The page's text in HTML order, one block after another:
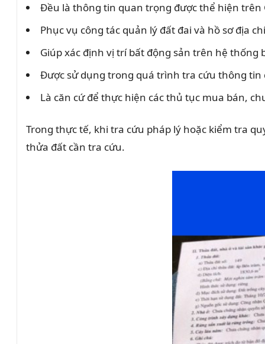
Đều là thông tin quan trọng được thể hiện
Phục vụ công tác quản lý đất đai và hồ sơ địa
Giúp xác định vị trí bất động sản trên hệ thống
Được sử dụng trong quá trình tra cứu thông tin
Là căn cứ để thực hiện các thủ tục mua bán,
Trong thực tế, khi tra cứu pháp lý hoặc kiểm tra
thửa đất cần tra cứu.